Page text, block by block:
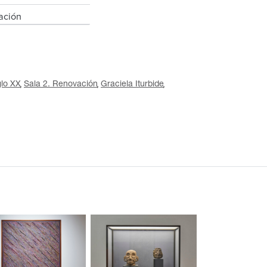
XX Sala 2. Renovación Graciela Iturbide